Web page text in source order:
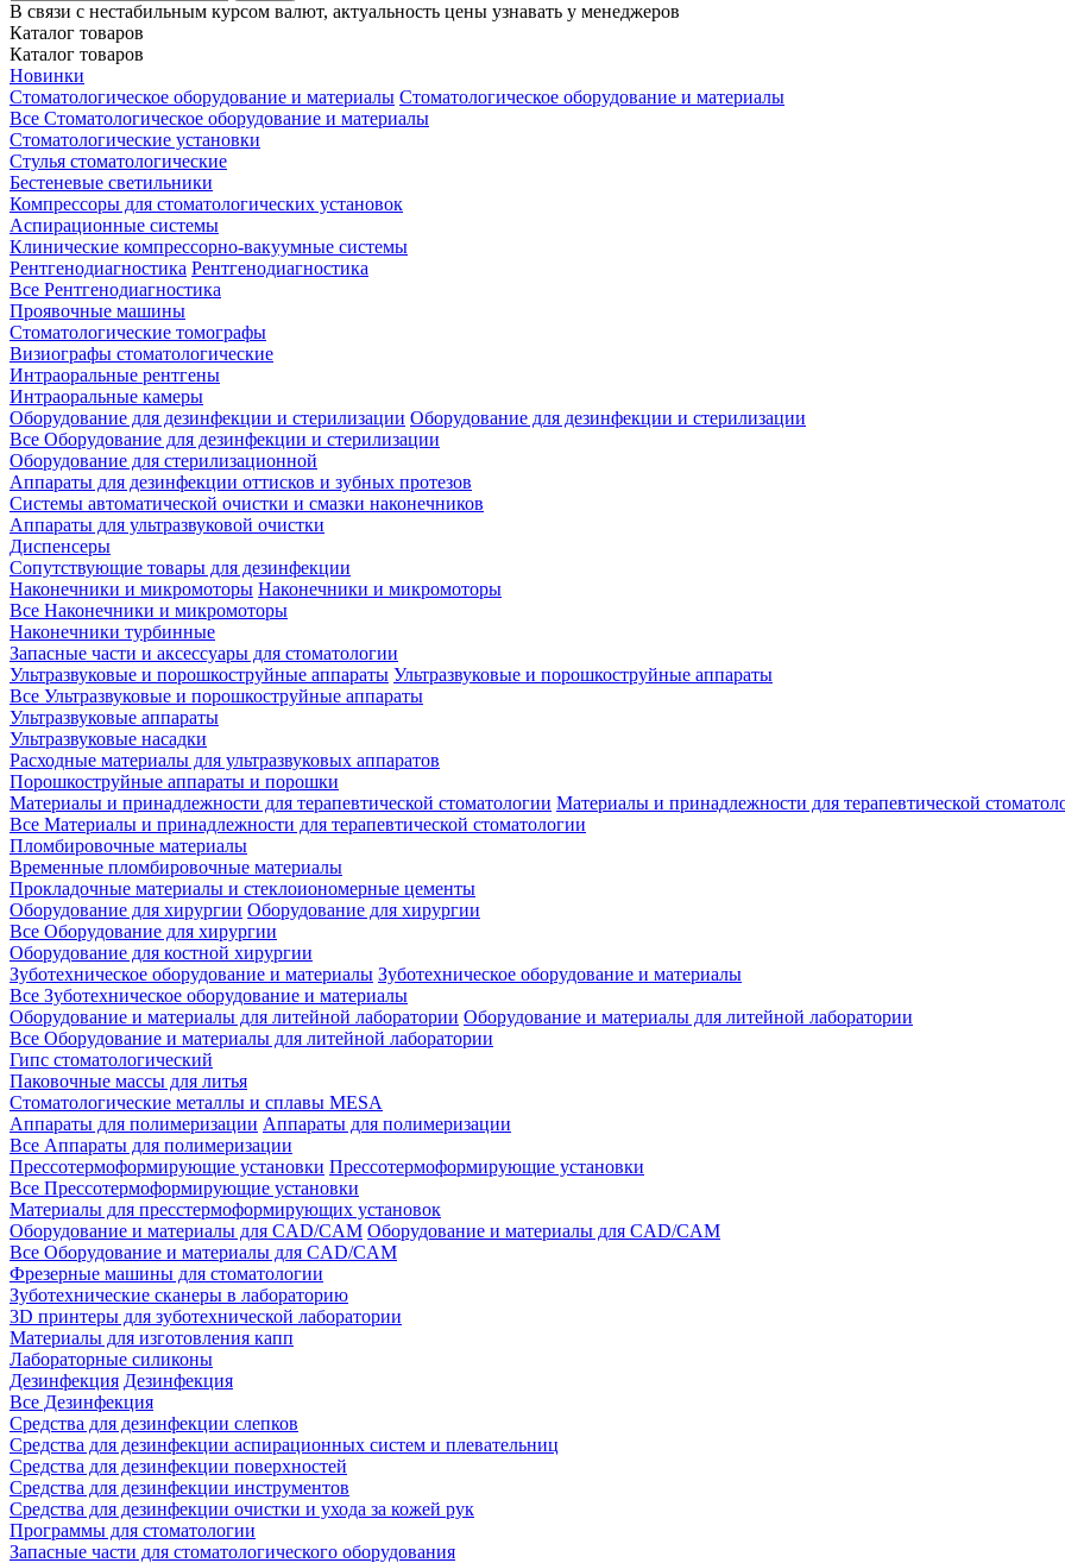
В связи с нестабильным курсом валют, актуальность цены узнавать у менеджеров
Каталог товаров
Каталог товаров
Новинки
Стоматологическое оборудование и материалы Стоматологическое оборудование и материалы
Все Стоматологическое оборудование и материалы
Стоматологические установки
Стулья стоматологические
Бестеневые светильники
Компрессоры для стоматологических установок
Аспирационные системы
Клинические компрессорно-вакуумные системы
Рентгенодиагностика Рентгенодиагностика
Все Рентгенодиагностика
Проявочные машины
Стоматологические томографы
Визиографы стоматологические
Интраоральные рентгены
Интраоральные камеры
Оборудование для дезинфекции и стерилизации Оборудование для дезинфекции и стерилизации
Все Оборудование для дезинфекции и стерилизации
Оборудование для стерилизационной
Аппараты для дезинфекции оттисков и зубных протезов
Системы автоматической очистки и смазки наконечников
Аппараты для ультразвуковой очистки
Диспенсеры
Сопутствующие товары для дезинфекции
Наконечники и микромоторы Наконечники и микромоторы
Все Наконечники и микромоторы
Наконечники турбинные
Запасные части и аксессуары для стоматологии
Ультразвуковые и порошкоструйные аппараты Ультразвуковые и порошкоструйные аппараты
Все Ультразвуковые и порошкоструйные аппараты
Ультразвуковые аппараты
Ультразвуковые насадки
Расходные материалы для ультразвуковых аппаратов
Порошкоструйные аппараты и порошки
Материалы и принадлежности для терапевтической стоматологии Материалы и принадлежности для терапевтической
Все Материалы и принадлежности для терапевтической стоматологии
Пломбировочные материалы
Временные пломбировочные материалы
Прокладочные материалы и стеклоиономерные цементы
Оборудование для хирургии Оборудование для хирургии
Все Оборудование для хирургии
Оборудование для костной хирургии
Зуботехническое оборудование и материалы Зуботехническое оборудование и материалы
Все Зуботехническое оборудование и материалы
Оборудование и материалы для литейной лаборатории Оборудование и материалы для литейной лаборатории
Все Оборудование и материалы для литейной лаборатории
Гипс стоматологический
Паковочные массы для литья
Стоматологические металлы и сплавы MESA
Аппараты для полимеризации Аппараты для полимеризации
Все Аппараты для полимеризации
Прессотермоформирующие установки Прессотермоформирующие установки
Все Прессотермоформирующие установки
Материалы для пресстермоформирующих установок
Оборудование и материалы для CAD/CAM Оборудование и материалы для CAD/CAM
Все Оборудование и материалы для CAD/CAM
Фрезерные машины для стоматологии
Зуботехнические сканеры в лабораторию
3D принтеры для зуботехнической лаборатории
Материалы для изготовления капп
Лабораторные силиконы
Дезинфекция Дезинфекция
Все Дезинфекция
Средства для дезинфекции слепков
Средства для дезинфекции аспирационных систем и плевательниц
Средства для дезинфекции поверхностей
Средства для дезинфекции инструментов
Средства для дезинфекции очистки и ухода за кожей рук
Программы для стоматологии
Запасные части для стоматологического оборудования